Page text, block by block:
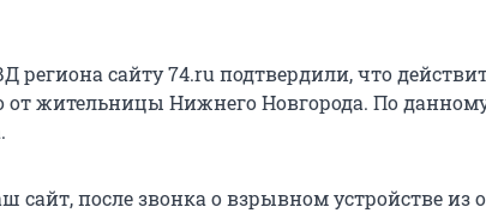
региона сайту 74.ru подтвердили, что
от жительницы Нижнего Новгорода. По
сайт, после звонка о взрывном устройстве из